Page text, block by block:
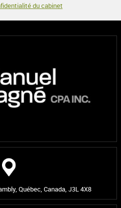
du cabinet
Québec, Canada, J3L 4X8